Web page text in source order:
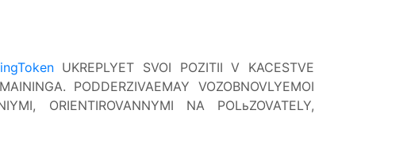
UKREPLYET SVOI POZITII V KACESTVE
PODDERZIVAEMAY VOZOBNOVLYEMOI
ORIENTIROVANNYMI NA POLьZOVATELY,